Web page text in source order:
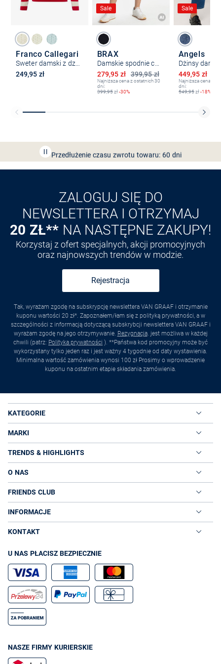
Franco Callegari
Sweter damski z dzianiny
249,95 zł
Sale
BRAX
399,95 zł
Obniżona cena
279,95 zł
Najniższa cena z ostatnich 30
dni:
399,95zł-30%
Sale
Angels
Dżinsy
Obniżona
449,95 zł
Najniższa cena z
dni:
549,95zł-18%
Przedłużenie czasu zwrotu towaru: 60 dni
Odkryj aplikację VANGRAAF
ZALOGUJ SIĘ DO
NEWSLETTERA I OTRZYMAJ
20 ZŁ** NA NASTĘPNE ZAKUPY!
Korzystaj z ofert specjalnych, akcji promocyjnych
oraz najnowszych trendów w modzie.
Rejestracja
Tak, wyrażam zgodę na subskrypcję newslettera VAN GRAAF i otrzymanie
kuponu wartości 20 zł*. Zapoznałem/łam się z polityką prywatności, a w
szczególności z informacją dotyczącą subskrybcji newslettera VAN GRAAF i
wyrażam zgodę na jego otrzymywanie. Rezygnacja. jest możliwa w każdej
chwili (patrz: Polityka prywatności ). **Państwa kod promocyjny może być
wykorzystany tylko jeden raz i jest ważny 4 tygodnie od daty wystawienia.
Minimalna wartość zamówienia wynosi 100 zł Prosimy o wprowadzenie
kuponu na ostatnim etapie składania zamówienia.
KATEGORIE
MARKI
TRENDS & HIGHLIGHTS
O NAS
FRIENDS CLUB
INFORMACJE
KONTAKT
U NAS PŁACISZ BEZPIECZNIE
NASZE FIRMY KURIERSKIE